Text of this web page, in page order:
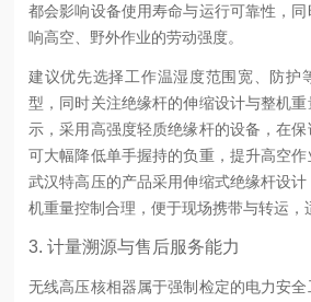
都会影响设备使用寿命与运行可靠性，
响高空、野外作业的劳动强度。
建议优先选择工作温湿度范围宽、防护
型，同时关注绝缘杆的伸缩设计与整机
示，采用高强度轻质绝缘杆的设备，在保
可大幅降低单手握持的负重，提升高空作
武汉特高压的产品采用伸缩式绝缘杆设
机重量控制合理，便于现场携带与转运，
3. 计量溯源与售后服务能力
无线高压核相器属于强制检定的电力安